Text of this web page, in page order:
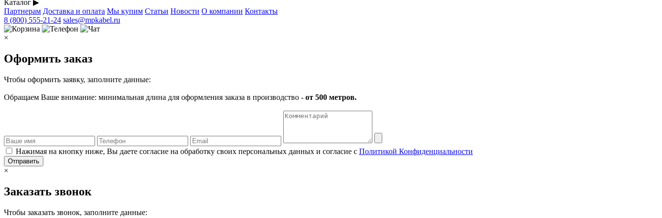
Каталог ▶
Партнерам Доставка и оплата Мы купим Статьи Новости О компании Контакты
8 (800) 555-21-24 sales@mpkabel.ru
×
Оформить заказ
Чтобы оформить заявку, заполните данные:
Обращаем Ваше внимание: минимальная длина для оформления заказа в производство - от 500 метров.
Нажимая на кнопку ниже, Вы даете согласие на обработку своих персональных данных и согласие с Политикой Конфиденциальности
Отправить
×
Заказать звонок
Чтобы заказать звонок, заполните данные: